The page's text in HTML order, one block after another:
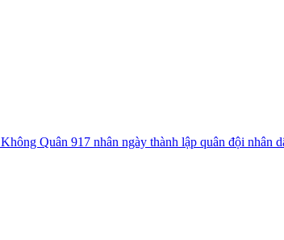
Quân 917 nhân ngày thành lập quân đội nhân